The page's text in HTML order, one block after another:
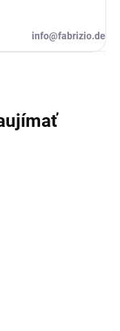
info@fabrizio.de